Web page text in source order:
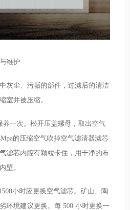
维护
灰尘、污垢的部件，过滤后的清洁
室并被压缩。
养一次。松开压盖螺母，取出空气
的压缩空气吹掉空气滤清器滤芯
滤芯内腔有颗粒卡住，用干净的布
壁。
小时应更换空气滤芯。矿山、陶
环境建议更换。每 500 小时更换一